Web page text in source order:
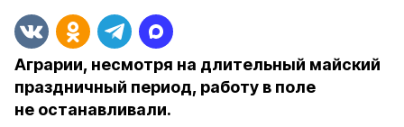
Аграрии, несмотря на длительный майский
праздничный период, работу в поле
не останавливали.